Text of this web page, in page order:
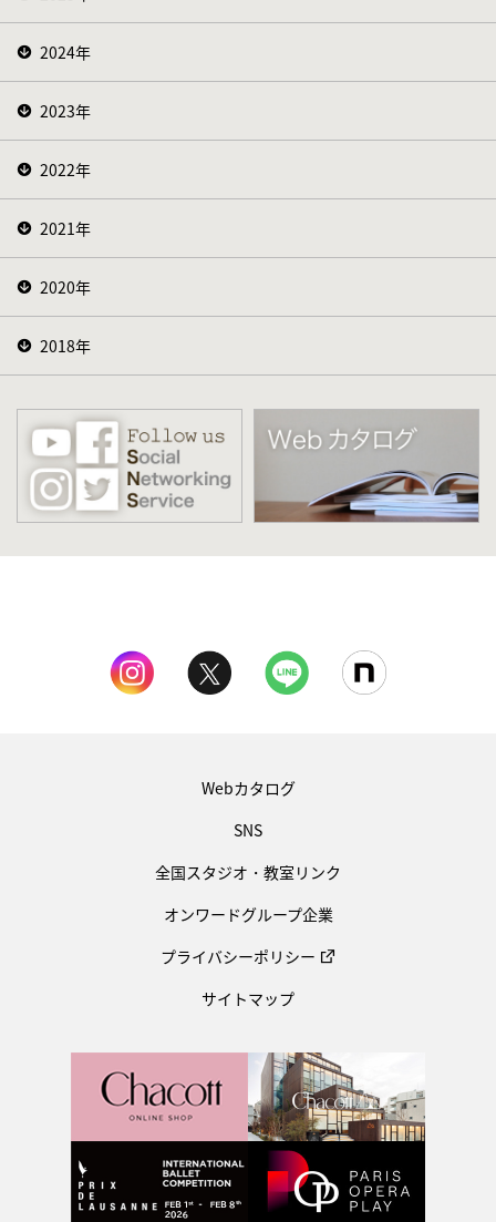
2024年
2023年
2022年
2021年
2020年
2018年
Webカタログ
SNS
全国スタジオ・教室リンク
オンワードグループ企業
プライバシーポリシー
サイトマップ